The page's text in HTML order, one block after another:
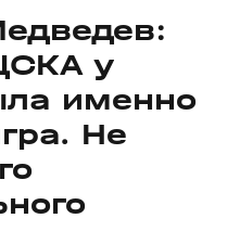
у
именно
Не